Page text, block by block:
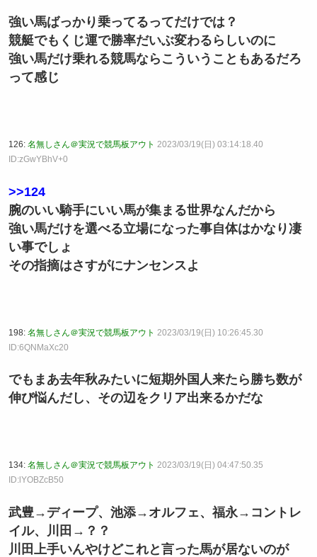
強い馬ばっかり乗ってるってだけでは？
競艇でもくじ運で勝率だいぶ変わるらしいのに
強い馬だけ乗れる競馬ならこういうこともあるだろ
って感じ
126: 名無しさん＠実況で競馬板アウト 2023/03/19(日) 03:14:18.40
ID:zGwYBhV+0
>>124
腕のいい騎手にいい馬が集まる世界なんだから
強い馬だけを選べる立場になった事自体はかなり凄
い事でしょ
その指摘はさすがにナンセンスよ
198: 名無しさん＠実況で競馬板アウト 2023/03/19(日) 10:26:45.30
ID:6QNMaXc20
でもまあ去年秋みたいに短期外国人来たら勝ち数が
伸び悩んだし、その辺をクリア出来るかだな
134: 名無しさん＠実況で競馬板アウト 2023/03/19(日) 04:47:50.35
ID:lYOBZcB50
武豊→ディープ、池添→オルフェ、福永→コントレ
イル、川田→？？
川田上手いんやけどこれと言った馬が居ないのが